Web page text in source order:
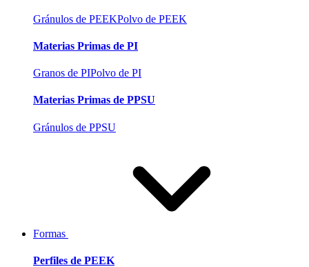
Gránulos de PEEKPolvo de PEEK
Materias Primas de PI
Granos de PIPolvo de PI
Materias Primas de PPSU
Gránulos de PPSU
Formas
Perfiles de PEEK